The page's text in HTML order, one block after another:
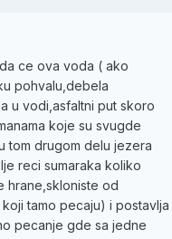
ce ova voda ( ako
pohvalu,debela
u vodi,asfaltni put skoro
koje su svugde
tom drugom delu jezera
reci sumaraka koliko
hrane,skloniste od
tamo pecaju) i postavlja
pecanje gde sa jedne